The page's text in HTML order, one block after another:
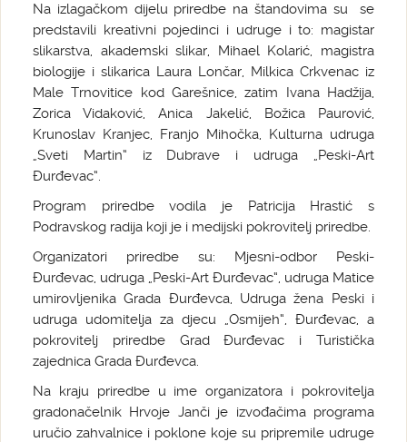
Na izlagačkom dijelu priredbe na štandovima su se
predstavili kreativni pojedinci i udruge i to: magistar
slikarstva, akademski slikar, Mihael Kolarić, magistra
biologije i slikarica Laura Lončar, Milkica Crkvenac iz
Male Trnovitice kod Garešnice, zatim Ivana Hadžija,
Zorica Vidaković, Anica Jakelić, Božica Paurović,
Krunoslav Kranjec, Franjo Mihočka, Kulturna udruga
„Sveti Martin“ iz Dubrave i udruga „Peski-Art
Đurđevac“.
Program priredbe vodila je Patricija Hrastić s
Podravskog radija koji je i medijski pokrovitelj priredbe.
Organizatori priredbe su: Mjesni-odbor Peski-
Đurđevac, udruga „Peski-Art Đurđevac“, udruga Matice
umirovljenika Grada Đurđevca, Udruga žena Peski i
udruga udomitelja za djecu „Osmijeh“, Đurđevac, a
pokrovitelj priredbe Grad Đurđevac i Turistička
zajednica Grada Đurđevca.
Na kraju priredbe u ime organizatora i pokrovitelja
gradonačelnik Hrvoje Janči je izvođačima programa
uručio zahvalnice i poklone koje su pripremile udruge